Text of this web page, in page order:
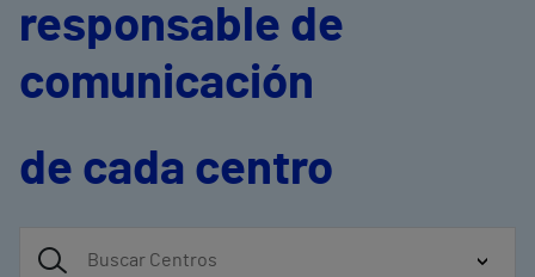
responsable de
comunicación
de cada centro